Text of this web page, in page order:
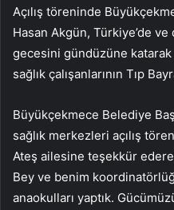
Açılış töreninde
Hasan Akgün, Türkiye’de ve
gecesini gündüzüne katarak
sağlık çalışanlarının Tıp
Büyükçekmece Belediye
sağlık merkezleri açılış
Ateş ailesine teşekkür
Bey ve benim
anaokulları yaptık.